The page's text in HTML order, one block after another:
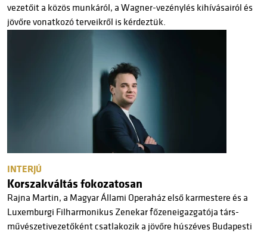
vezetőit a közös munkáról, a Wagner-vezénylés kihívásairól és
jövőre vonatkozó terveikről is kérdeztük.
INTERJÚ
Korszakváltás fokozatosan
Rajna Martin, a Magyar Állami Operaház első karmestere és a
Luxemburgi Filharmonikus Zenekar főzeneigazgatója társ-
művészetivezetőként csatlakozik a jövőre húszéves Budapesti